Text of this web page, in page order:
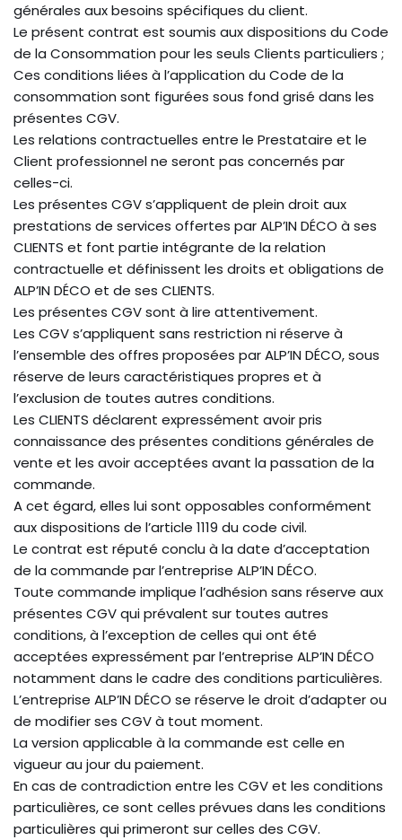
générales aux besoins spécifiques du client.
Le présent contrat est soumis aux dispositions du Code
de la Consommation pour les seuls Clients particuliers ;
Ces conditions liées à l’application du Code de la
consommation sont figurées sous fond grisé dans les
présentes CGV.
Les relations contractuelles entre le Prestataire et le
Client professionnel ne seront pas concernés par
celles-ci.
Les présentes CGV s’appliquent de plein droit aux
prestations de services offertes par ALP’IN DÉCO à ses
CLIENTS et font partie intégrante de la relation
contractuelle et définissent les droits et obligations de
ALP’IN DÉCO et de ses CLIENTS.
Les présentes CGV sont à lire attentivement.
Les CGV s’appliquent sans restriction ni réserve à
l’ensemble des offres proposées par ALP’IN DÉCO, sous
réserve de leurs caractéristiques propres et à
l’exclusion de toutes autres conditions.
Les CLIENTS déclarent expressément avoir pris
connaissance des présentes conditions générales de
vente et les avoir acceptées avant la passation de la
commande.
A cet égard, elles lui sont opposables conformément
aux dispositions de l’article 1119 du code civil.
Le contrat est réputé conclu à la date d’acceptation
de la commande par l’entreprise ALP’IN DÉCO.
Toute commande implique l’adhésion sans réserve aux
présentes CGV qui prévalent sur toutes autres
conditions, à l’exception de celles qui ont été
acceptées expressément par l’entreprise ALP’IN DÉCO
notamment dans le cadre des conditions particulières.
L’entreprise ALP’IN DÉCO se réserve le droit d’adapter ou
de modifier ses CGV à tout moment.
La version applicable à la commande est celle en
vigueur au jour du paiement.
En cas de contradiction entre les CGV et les conditions
particulières, ce sont celles prévues dans les conditions
particulières qui primeront sur celles des CGV.